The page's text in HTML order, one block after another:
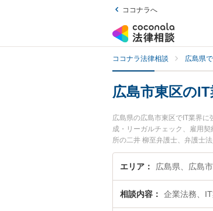
ココナラへ
ココナラ法律相談 広島県
広島市東区の
広島県の広島市東区でIT業界
成・リーガルチェック、雇用
所の二井 柳至弁護士、弁護士
したIT業界のトラブルを今す
の弁護士に相談予約したい』
エリア 広島県、広島
相談内容 企業法務、